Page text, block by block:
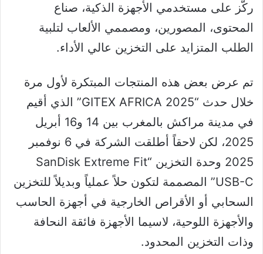
ركّز على مستخدمي الأجهزة الذكية، صناع
المحتوى، المصورين، ومصممي الألعاب لتلبية
الطلب المتزايد على التخزين عالي الأداء.
تم عرض بعض هذه المنتجات المبتكرة لأول مرة
خلال حدث “GITEX AFRICA 2025” الذي أقيم
في مدينة مراكش بالمغرب بين 14 و16 أبريل
2025، لكن لاحقاً أطلقت الشركة في 6 نوفمبر
2025 وحدة التخزين “SanDisk Extreme Fit
USB-C” المصممة لتكون حلاً عملياً وبديلاً للتخزين
السحابي أو الأقراص الخارجية في أجهزة الحاسب
والأجهزة اللوحية، لاسيما الأجهزة فائقة النحافة
وذات التخزين المحدود.